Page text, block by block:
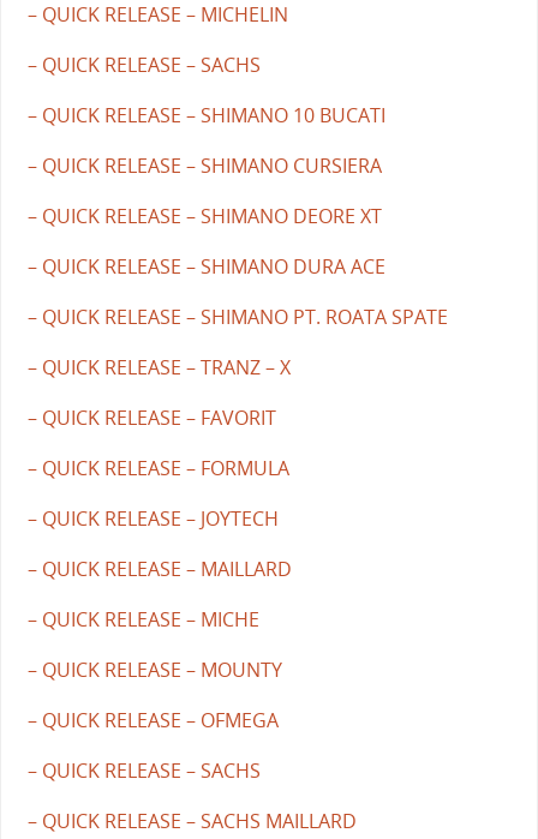
– QUICK RELEASE – MICHELIN
– QUICK RELEASE – SACHS
– QUICK RELEASE – SHIMANO 10 BUCATI
– QUICK RELEASE – SHIMANO CURSIERA
– QUICK RELEASE – SHIMANO DEORE XT
– QUICK RELEASE – SHIMANO DURA ACE
– QUICK RELEASE – SHIMANO PT. ROATA SPATE
– QUICK RELEASE – TRANZ – X
– QUICK RELEASE – FAVORIT
– QUICK RELEASE – FORMULA
– QUICK RELEASE – JOYTECH
– QUICK RELEASE – MAILLARD
– QUICK RELEASE – MICHE
– QUICK RELEASE – MOUNTY
– QUICK RELEASE – OFMEGA
– QUICK RELEASE – SACHS
– QUICK RELEASE – SACHS MAILLARD